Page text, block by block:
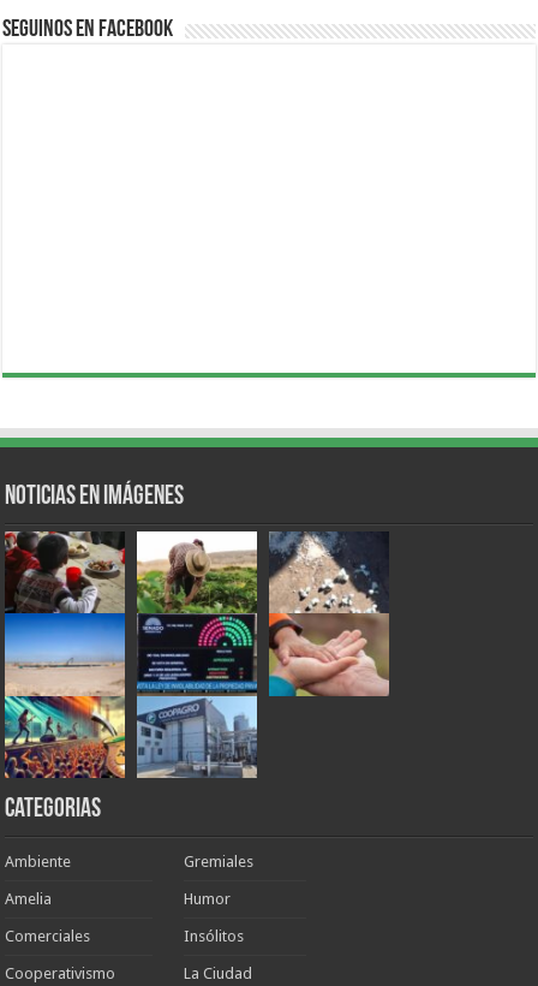
Seguinos en Facebook
Noticias en Imágenes
Categorias
Ambiente
Amelia
Comerciales
Cooperativismo
Gremiales
Humor
Insólitos
La Ciudad